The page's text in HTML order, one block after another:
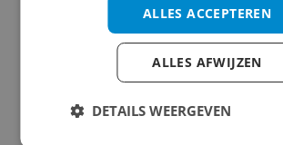
Mogelijke vereisten instellen
Overige kenmerken
Router functies
Technisch
ALLES ACCEPTEREN
ALLES AFWIJZEN
DETAILS WEERGEVEN